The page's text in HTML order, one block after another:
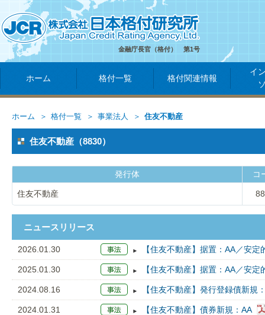
金融庁長官（格付） 第1号
ホーム 格付一覧 格付関連情報
イ
ホーム 格付一覧 事業法人 住友不動産
住友不動産（8830）
発行体 コ
住友不動産
ニュースリリース
2026.01.30 【住友不動産】据置：AA／安定
2025.01.30 【住友不動産】据置：AA／安定
2024.08.16 【住友不動産】発行登録債新規
2024.01.31 【住友不動産】債券新規：AA